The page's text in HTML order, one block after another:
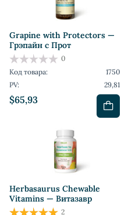
Grapine with Protectors —
Грэпайн с Прот
$65,93
0
Код товара:
1750
PV:
29,81
Herbasaurus Сhewable
Vitamins — Витазавр
2